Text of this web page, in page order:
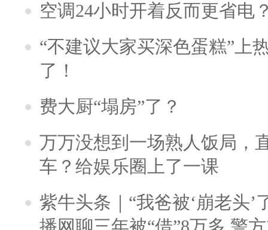
空调24小时开着反而更省电
“不建议大家买深色蛋糕”上
了！
费大厨“塌房”了？
万万没想到一场熟人饭局，
车？给娱乐圈上了一课
紫牛头条｜“我爸被‘崩老头’